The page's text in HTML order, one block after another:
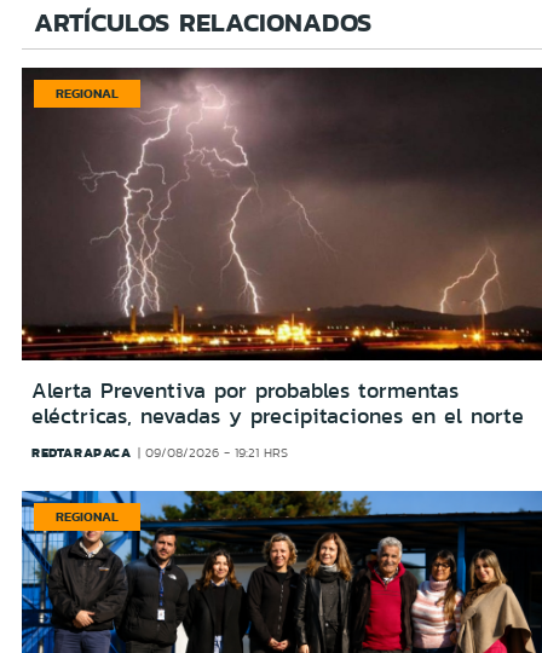
ARTÍCULOS RELACIONADOS
REGIONAL
Alerta Preventiva por probables tormentas
eléctricas, nevadas y precipitaciones en el norte
REDTARAPACA 09/08/2026 - 19:21 HRS
REGIONAL